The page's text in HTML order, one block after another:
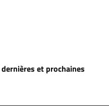
et prochaines